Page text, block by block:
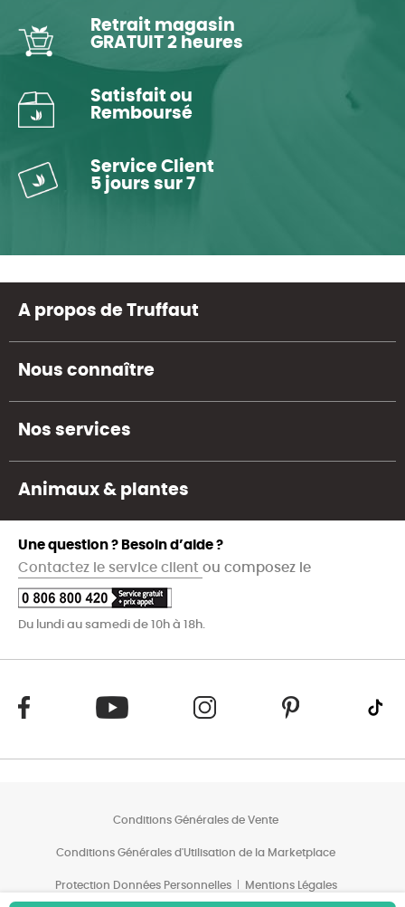
Retrait magasin
GRATUIT 2 heures
Satisfait ou
Remboursé
Service Client
5 jours sur 7
A propos de Truffaut
Nous connaître
Nos services
Animaux & plantes
Une question ? Besoin d’aide ?
Contactez le service client ou composez le
Du lundi au samedi de 10h à 18h.
Conditions Générales de Vente
Conditions Générales d'Utilisation de la Marketplace
Protection Données Personnelles Mentions Légales